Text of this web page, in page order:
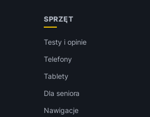
SPRZĘT
Testy i opinie
Telefony
Tablety
Dla seniora
Nawigacje